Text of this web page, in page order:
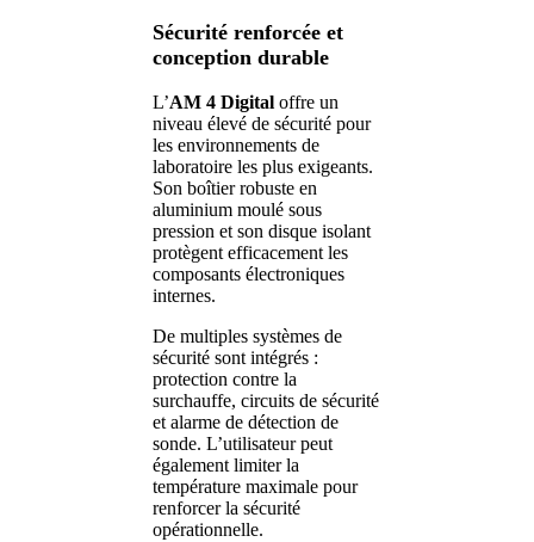
Sécurité renforcée et
conception durable
L’AM 4 Digital offre un
niveau élevé de sécurité pour
les environnements de
laboratoire les plus exigeants.
Son boîtier robuste en
aluminium moulé sous
pression et son disque isolant
protègent efficacement les
composants électroniques
internes.
De multiples systèmes de
sécurité sont intégrés :
protection contre la
surchauffe, circuits de sécurité
et alarme de détection de
sonde. L’utilisateur peut
également limiter la
température maximale pour
renforcer la sécurité
opérationnelle.